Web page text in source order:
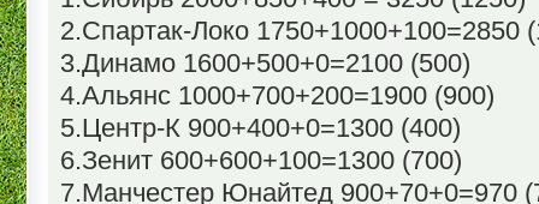
2.Спартак-Локо 1750+1000+100=2850
3.Динамо 1600+500+0=2100 (500)
4.Альянс 1000+700+200=1900 (900)
5.Центр-К 900+400+0=1300 (400)
6.Зенит 600+600+100=1300 (700)
7.Манчестер Юнайтед 900+70+0=970